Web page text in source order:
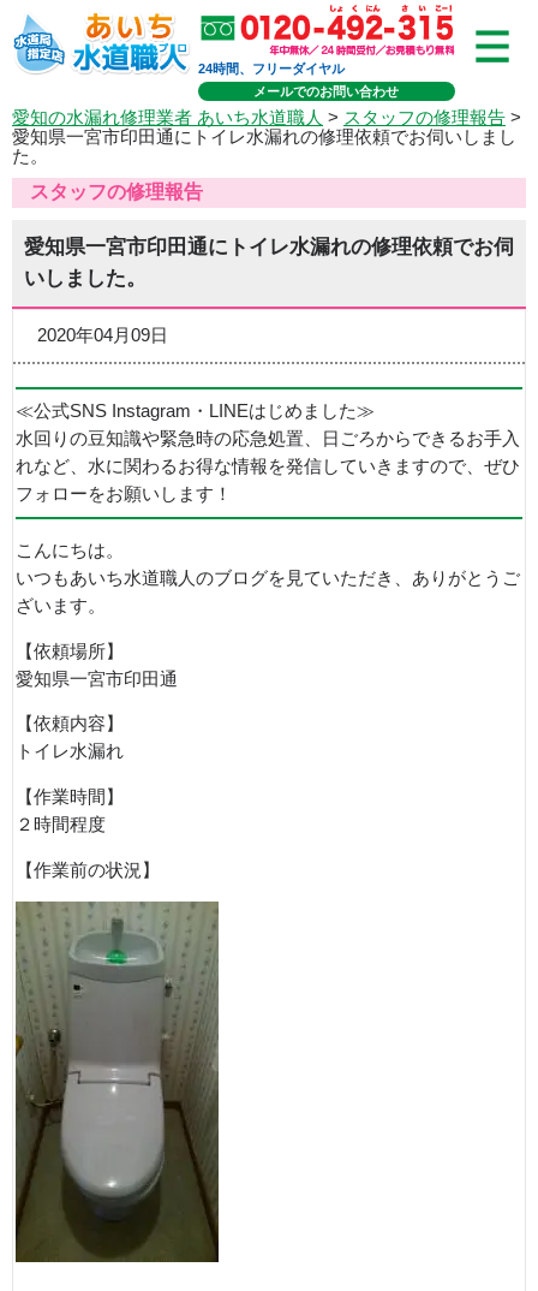
24時間、フリーダイヤル
メールでのお問い合わせ
愛知の水漏れ修理業者 あいち水道職人 > スタッフの修理報告 >
愛知県一宮市印田通にトイレ水漏れの修理依頼でお伺いしまし
た。
スタッフの修理報告
愛知県一宮市印田通にトイレ水漏れの修理依頼でお伺
いしました。
2020年04月09日
≪公式SNS Instagram・LINEはじめました≫
水回りの豆知識や緊急時の応急処置、日ごろからできるお手入
れなど、水に関わるお得な情報を発信していきますので、ぜひ
フォローをお願いします！
こんにちは。
いつもあいち水道職人のブログを見ていただき、ありがとうご
ざいます。
【依頼場所】
愛知県一宮市印田通
【依頼内容】
トイレ水漏れ
【作業時間】
２時間程度
【作業前の状況】